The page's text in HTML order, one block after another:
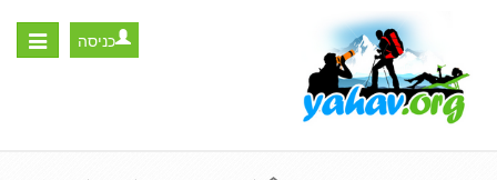
Toggle
כניסה